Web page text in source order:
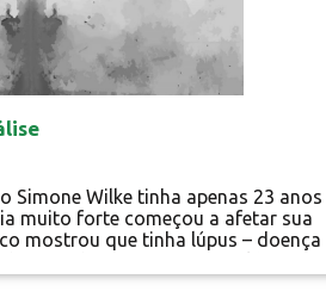
Simone Wilke tinha apenas 23 anos
muito forte começou a afetar sua
mostrou que tinha lúpus – doença
tecidos –, o que acabou atingindo